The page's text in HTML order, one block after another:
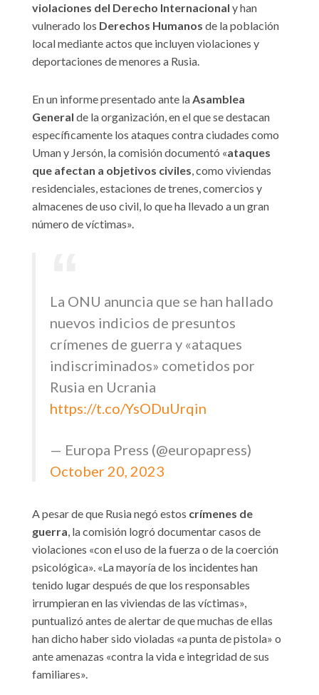
violaciones del Derecho Internacional y han
vulnerado los Derechos Humanos de la población
local mediante actos que incluyen violaciones y
deportaciones de menores a Rusia.
En un informe presentado ante laAsamblea
General de la organización, en el que se destacan
específicamente los ataques contra ciudades como
Uman y Jersón, la comisión documentó «ataques
que afectan a objetivos civiles, como viviendas
residenciales, estaciones de trenes, comercios y
almacenes de uso civil, lo que ha llevado a un gran
número de víctimas».
La ONU anuncia que se han hallado
nuevos indicios de presuntos
crímenes de guerra y «ataques
indiscriminados» cometidos por
Rusia en Ucrania
https://t.co/YsODuUrqin
— Europa Press (@europapress)
October 20, 2023
A pesar de que Rusia negó estos crímenes de
guerra, la comisión logró documentar casos de
violaciones «con el uso de la fuerza o de la coerción
psicológica». «La mayoría de los incidentes han
tenido lugar después de que los responsables
irrumpieran en las viviendas de las víctimas»,
puntualizó antes de alertar de que muchas de ellas
han dicho haber sido violadas «a punta de pistola» o
ante amenazas «contra la vida e integridad de sus
familiares».